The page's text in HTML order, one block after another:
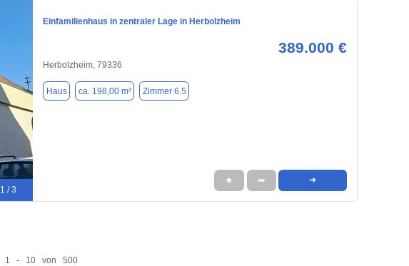
1 / 3
Einfamilienhaus in zentraler Lage in Herbolzheim
389.000 €
Herbolzheim, 79336
Haus ca. 198,00 m² Zimmer 6.5
★ ➦ ➜
1 - 10 von 500